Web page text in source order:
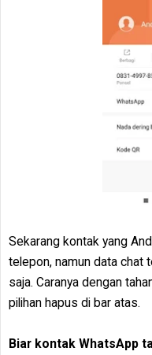
Sekarang kontak yang
telepon, namun data chat
saja. Caranya dengan
pilihan hapus di bar atas.
Biar kontak WhatsApp